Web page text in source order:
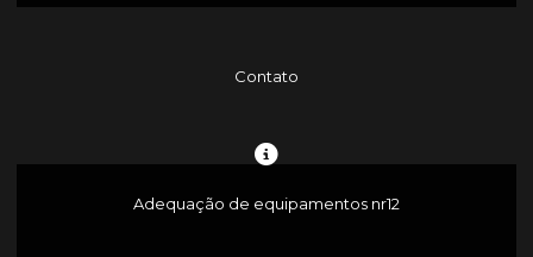
Contato
Adequação de equipamentos nr12